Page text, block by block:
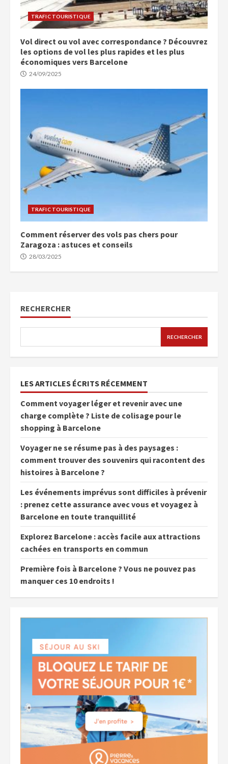
TRAFIC TOURISTIQUE
Vol direct ou vol avec correspondance ? Découvrez
les options de vol les plus rapides et les plus
économiques vers Barcelone
24/09/2025
TRAFIC TOURISTIQUE
Comment réserver des vols pas chers pour
Zaragoza : astuces et conseils
28/03/2025
RECHERCHER
RECHERCHER
LES ARTICLES ÉCRITS RÉCEMMENT
Comment voyager léger et revenir avec une
charge complète ? Liste de colisage pour le
shopping à Barcelone
Voyager ne se résume pas à des paysages :
comment trouver des souvenirs qui racontent des
histoires à Barcelone ?
Les événements imprévus sont difficiles à prévenir
: prenez cette assurance avec vous et voyagez à
Barcelone en toute tranquillité
Explorez Barcelone : accès facile aux attractions
cachées en transports en commun
Première fois à Barcelone ? Vous ne pouvez pas
manquer ces 10 endroits !